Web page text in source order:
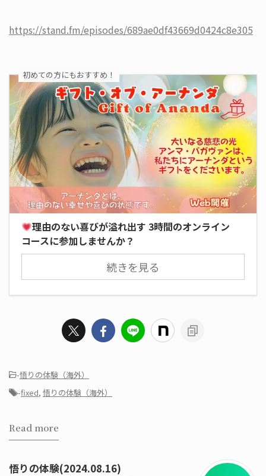
https://stand.fm/episodes/689ae0df43669d0424c8e305
初めての方にもおすすめ！
理由のない喜びが溢れ出す 3時間のオンライン
コースに参加しませんか？
続きを見る
-悟りの体験（海外）
-fixed, 悟りの体験（海外）
Read more
悟りの体験(2024.08.16)